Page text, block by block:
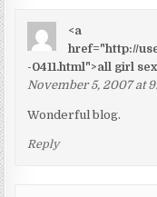
<a
href="http://
-0411.html">all girl
November 5, 2007 at
Wonderful blog.
Reply